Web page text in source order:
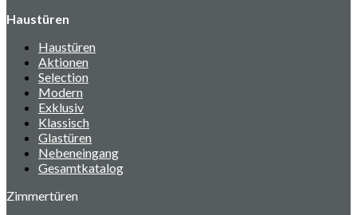
Haustüren
Haustüren
Aktionen
Selection
Modern
Exklusiv
Klassisch
Glastüren
Nebeneingang
Gesamtkatalog
Zimmertüren